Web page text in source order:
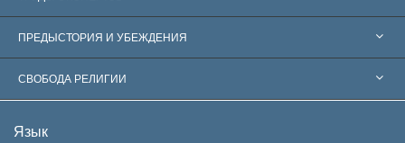
Признания по всему миру
Знаменательные решения
Экспертизы по категориям
Ведущие мировые специалисты
ПРЕДЫСТОРИЯ И УБЕЖДЕНИЯ
Л. Рон Хаббард
СВОБОДА РЕЛИГИИ
Язык